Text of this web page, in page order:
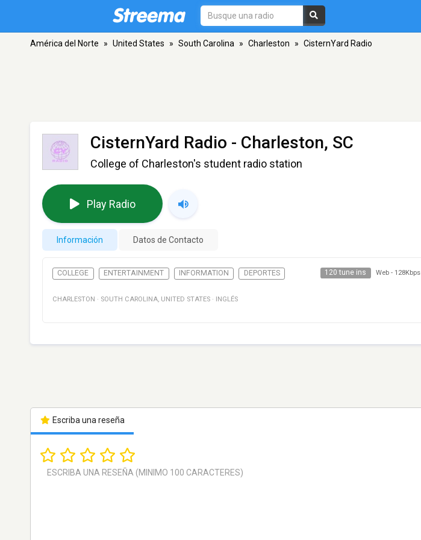
América del Norte » United States » South Carolina » Charleston » CisternYard Radio
CisternYard Radio - Charleston, SC
College of Charleston's student radio station
Play Radio
Información Datos de Contacto
COLLEGE ENTERTAINMENT INFORMATION DEPORTES 120 tune ins Web - 128Kbps
CHARLESTON · SOUTH CAROLINA, UNITED STATES · INGLÉS
Escriba una reseña